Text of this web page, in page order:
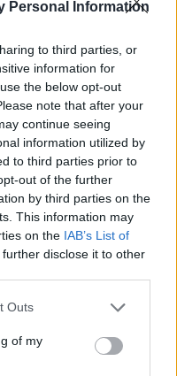
Personal Information
to third parties, or
information for
the below opt-out
note that after your
continue seeing
information utilized by
to third parties prior to
out of the further
by third parties on the
This information may
on the IAB’s List of
disclose it to other
Outs
of my
vissza - közölte a
átadásról, amelynek
a harcoló felek
A jelentések
elesett katonáját
a tervek szerint
Az ukrán testület